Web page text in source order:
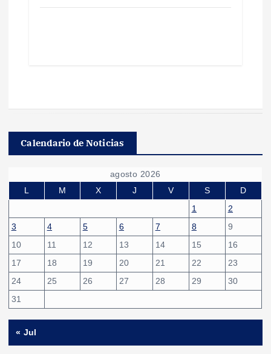
Calendario de Noticias
agosto 2026
L
M X J V S
D
1
2
3
4 5 6 7 8
9
10
11 12 13 14 15
16
17
18 19 20 21 22
23
24
25 26 27 28 29
30
31
« Jul